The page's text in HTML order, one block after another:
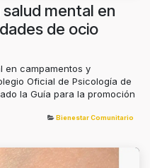
mental en
de ocio
en campamentos y
Oficial de Psicología de
la Guía para la promoción
Bienestar Comunitario